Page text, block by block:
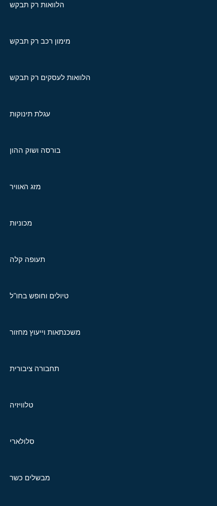
הלוואות רק תבקש
מימון רכב רק תבקש
הלוואות לעסקים רק תבקש
עגלת תינוקות
בורסה ושוק ההון
מזג האוויר
מכוניות
תעופה קלה
טיולים וחופש בחו"ל
משכנתאות וייעוץ מחזור
תחבורה ציבורית
טלוויזיה
סלולארי
מבשלים כשר